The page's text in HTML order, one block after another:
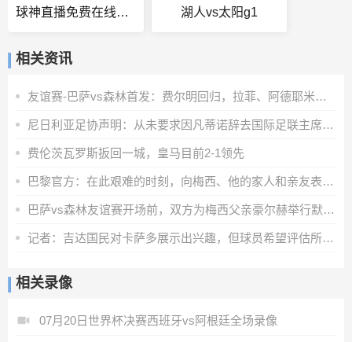
球神直播免费在线观看世俱杯 湖人vs太阳g1
相关资讯
友谊赛-巴萨vs森林首发：费尔明回归，拉菲、阿德耶米、马丁出战
尼日利亚足协声明：从未要求因凡蒂诺辞去国际足联主席职务
费伦茨瓦罗斯扳回一城，皇马目前2-1领先
巴黎官方：在此艰难的时刻，向梅西、他的家人和亲友表示全力支持
巴萨vs森林友谊赛开场前，双方为梅西父亲豪尔赫举行默哀仪式
记者：吉达国民对卡萨多展示出兴趣，但球员希望评估所有报价
相关录像
07月20日世界杯决赛西班牙vs阿根廷全场录像